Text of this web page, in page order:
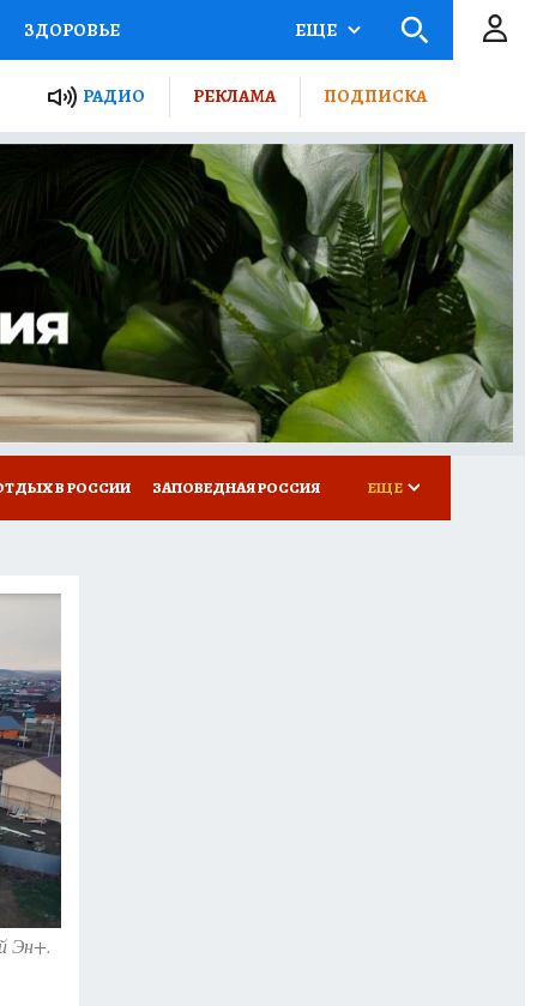
ЗДОРОВЬЕ
ПРОЕКТЫ РОССИИ
ПУТЕВОДИТЕЛЬ
ТУРИЗМ
ПОТРЕБИТЕЛЯ ВСЕ О КП
ЕЩЕ
РАДИО РЕКЛАМА ПОДПИСКА
В РОССИИ ЗАПОВЕДНАЯ РОССИЯ ЕЩЕ
Эн+.